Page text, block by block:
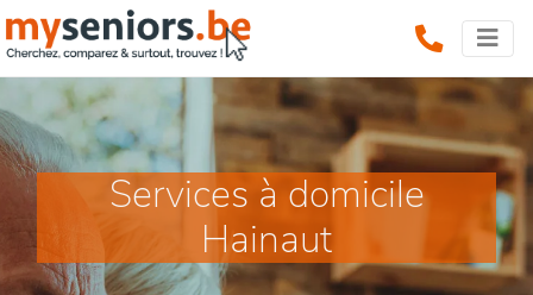
Services à domicile
Hainaut